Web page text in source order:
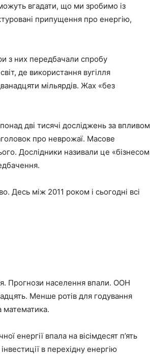
вгадати, що ми зробимо із
припущення про енергію,
з них передбачали спробу
де використання вугілля
мільярдів. Жах «без
дві тисячі досліджень за впливом
про неврожаї. Масове
Дослідники називали це «бізнесом
Десь між 2011 роком і сьогодні всі
Прогнози населення впали. ООН
Менше ротів для годування
енергії впала на вісімдесят п’ять
в перехідну енергію